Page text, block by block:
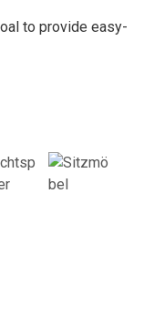
to provide easy-